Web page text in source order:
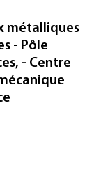
métalliques
- Pôle
- Centre